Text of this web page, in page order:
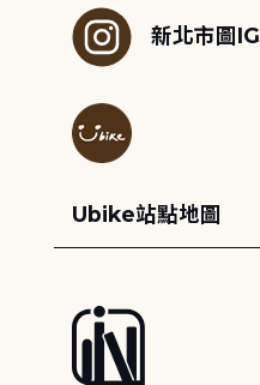
新北市圖IG
Ubike站點地圖